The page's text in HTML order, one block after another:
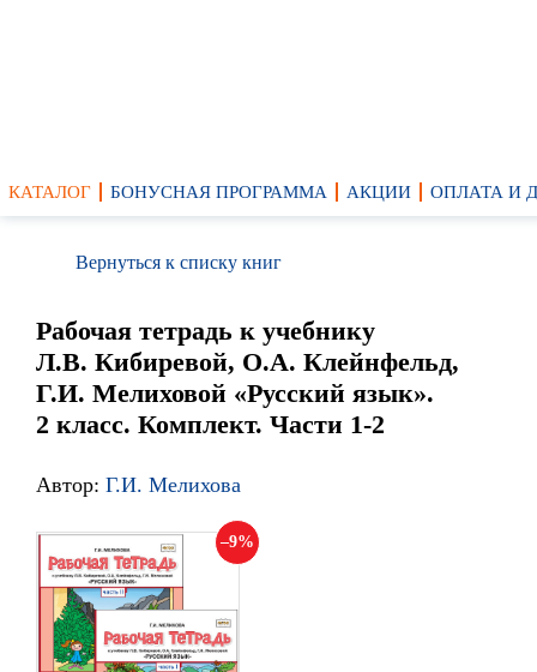
КАТАЛОГ БОНУСНАЯ ПРОГРАММА АКЦИИ ОПЛАТА И
Вернуться к списку книг
Рабочая тетрадь к учебнику
Л.В. Кибиревой, О.А. Клейнфельд,
Г.И. Мелиховой «Русский язык».
2 класс. Комплект. Части 1-2
Автор: Г.И. Мелихова
9